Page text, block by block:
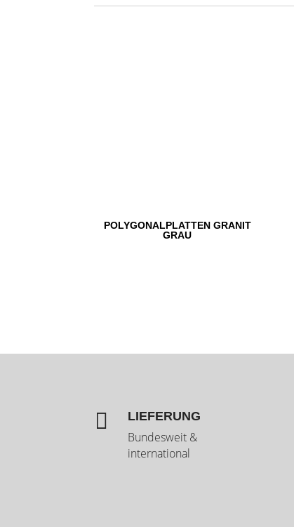
POLYGONALPLATTEN GRANIT
GRAU
 LIEFERUNG
Bundesweit &
international